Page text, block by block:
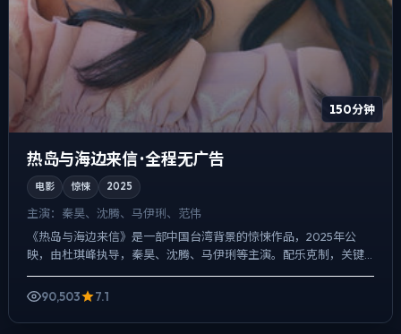
150分钟
热岛与海边来信 · 全程无广告
电影 惊悚 2025
主演： 秦昊、沈腾、马伊琍、范伟
《热岛与海边来信》是一部中国台湾背景的惊悚作品，2025年公
映，由杜琪峰执导，秦昊、沈腾、马伊琍等主演。配乐克制，关键
90,503
7.1